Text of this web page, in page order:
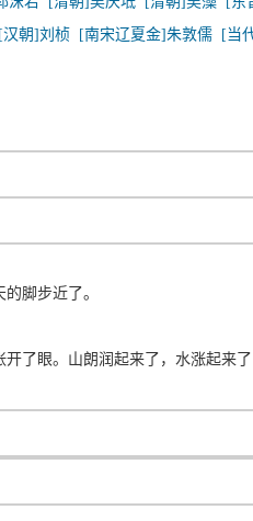
[汉朝]刘桢 [南宋辽夏金]朱敦儒
[当
脚步近了。
了眼。山朗润起来了，水涨起来